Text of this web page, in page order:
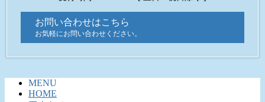
お問い合わせはこちら
お気軽にお問い合わせください。
MENU
HOME